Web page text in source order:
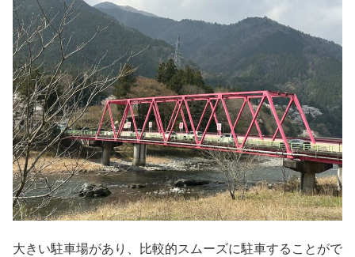
大きい駐車場があり、比較的スムーズに駐車することがで